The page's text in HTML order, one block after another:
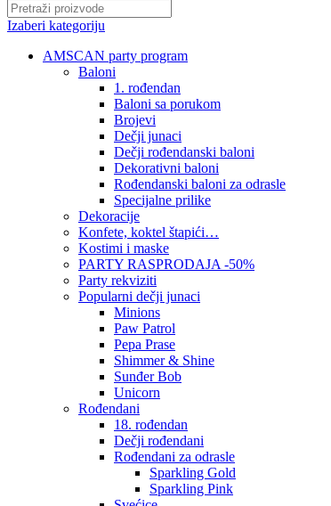
Izaberi kategoriju
AMSCAN party program
Baloni
1. rođendan
Baloni sa porukom
Brojevi
Dečji junaci
Dečji rođendanski baloni
Dekorativni baloni
Rođendanski baloni za odrasle
Specijalne prilike
Dekoracije
Konfete, koktel štapići…
Kostimi i maske
PARTY RASPRODAJA -50%
Party rekviziti
Popularni dečji junaci
Minions
Paw Patrol
Pepa Prase
Shimmer & Shine
Sunđer Bob
Unicorn
Rođendani
18. rođendan
Dečji rođendani
Rođendani za odrasle
Sparkling Gold
Sparkling Pink